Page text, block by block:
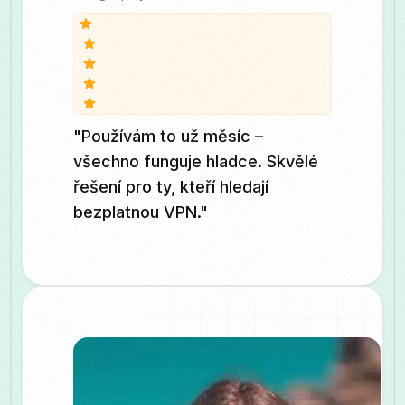
"Používám to už měsíc –
všechno funguje hladce. Skvělé
řešení pro ty, kteří hledají
bezplatnou VPN."